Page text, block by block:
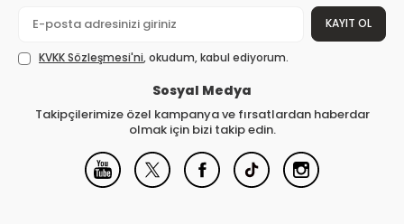
KAYIT OL
KVKK Sözleşmesi'ni, okudum, kabul ediyorum.
Sosyal Medya
Takipçilerimize özel kampanya ve fırsatlardan haberdar
olmak için bizi takip edin.